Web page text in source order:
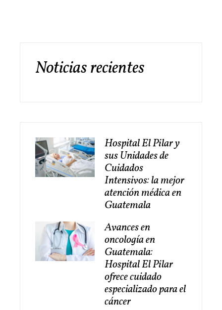
Noticias recientes
Hospital El Pilar y
sus Unidades de
Cuidados
Intensivos: la mejor
atención médica en
Guatemala
Avances en
oncología en
Guatemala:
Hospital El Pilar
ofrece cuidado
especializado para el
cáncer